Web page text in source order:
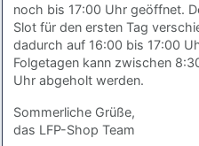
noch bis 17:00 Uhr geöffnet.
Slot für den ersten Tag
dadurch auf 16:00 bis 17:00
Folgetagen kann zwischen
Uhr abgeholt werden.
Sommerliche Grüße,
das LFP-Shop Team